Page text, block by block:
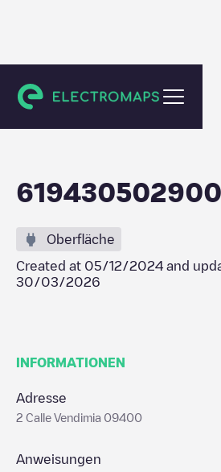
Aranda de Duero
Oberfläche
Created at 05/12/2024 and
30/03/2026
INFORMATIONEN
Adresse
2 Calle Vendimia 09400
Anweisungen